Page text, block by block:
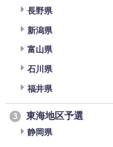
長野県
新潟県
富山県
石川県
福井県
3 東海地区予選
静岡県